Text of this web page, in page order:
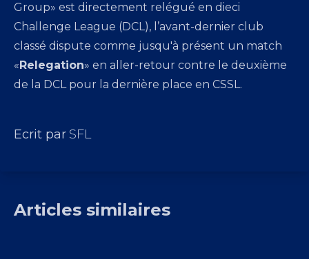
Group» est directement relégué en dieci
Challenge League (DCL), l’avant-dernier club
classé dispute comme jusqu'à présent un match
«Relegation» en aller-retour contre le deuxième
de la DCL pour la dernière place en CSSL.
Ecrit par SFL
Articles similaires
développement durable